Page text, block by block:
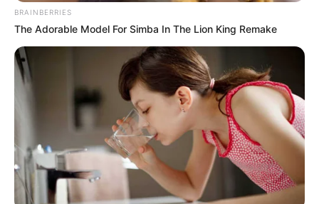
ΣΠΑΜΕ ΤΟ ΜΑΤΡΙΞ – ΤΟ ΒΙΒΛΙΟ
BRAINBERRIES
The Adorable Model For Simba In The Lion King Remake